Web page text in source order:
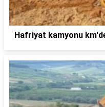
Hafriyat kamyonu